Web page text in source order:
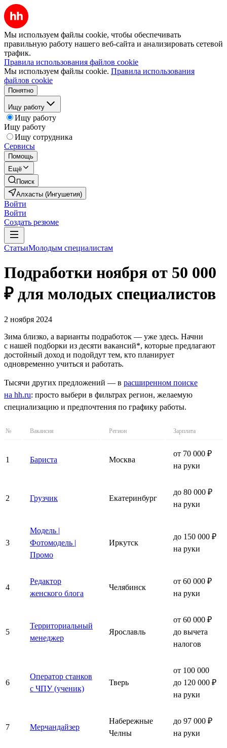
Мы используем файлы cookie, чтобы обеспечивать
правильную работу нашего веб-сайта и анализировать сетевой
трафик.
Правила использования файлов cookie
Мы используем файлы cookie. Правила использования
файлов cookie
Понятно
Ищу работу
Ищу работу
Ищу работу
Ищу сотрудника
Сервисы
Помощь
Ещё
Поиск
Алхасты (Ингушетия)
Войти
Войти
Создать резюме
СтатьиМолодым специалистам
Подработки ноября от 50 000
₽ для молодых специалистов
2 ноября 2024
Зима близко, а варианты подработок — уже здесь. Начни
с нашей подборки из десяти вакансий*, которые предлагают
достойный доход и подойдут тем, кто планирует
одновременно учиться и работать.
Тысячи других предложений — в расширенном поиске
на hh.ru: просто выбери в фильтрах регион, желаемую
специализацию и предпочтения по графику работы.
№ Вакансия Регион Зарплата
1 Бариста Москва
от 70 000 ₽
на руки
2 Грузчик Екатеринбург
до 80 000 ₽
на руки
3
Модель |
Фотомодель |
Промо
Иркутск
до 150 000 ₽
на руки
4
Редактор
женского блога
Челябинск
от 60 000 ₽
на руки
5
Территориальный
менеджер
Ярославль
от 60 000 ₽
до вычета
налогов
6
Оператор станков
с ЧПУ (ученик)
Тверь
от 100 000
до 120 000 ₽
на руки
7 Мерчандайзер
Набережные
Челны
до 97 000 ₽
на руки